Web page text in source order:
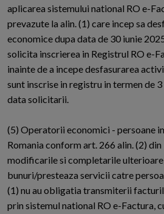
aplicarea sistemului national RO e-
prevazute la alin. (1) care incep sa
economice dupa data de 30 iunie
solicita inscrierea in Registrul RO e-
inainte de a incepe desfasurarea
sunt inscrise in registru in termen de 3
data solicitarii.
(5) Operatorii economici - persoane
Romania conform art. 266 alin. (2)
modificarile si completarile
bunuri/presteaza servicii catre
(1) nu au obligatia transmiterii
prin sistemul national RO e-Factura,